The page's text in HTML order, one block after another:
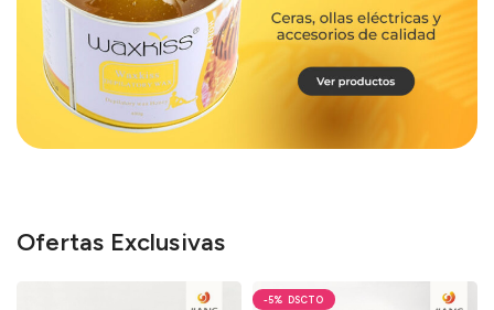
Ofertas Exclusivas
-5%